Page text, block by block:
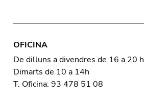
OFICINA
De dilluns a divendres de 16 a 20 h
Dimarts de 10 a 14h
T. Oficina: 93 478 51 08